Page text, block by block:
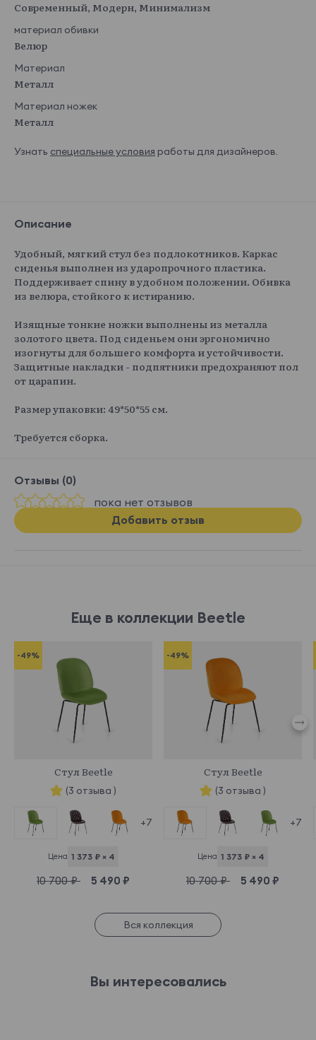
Современный, Модерн, Минимализм
материал обивки
Велюр
Материал
Металл
Материал ножек
Металл
Узнать специальные условия работы для дизайнеров.
Описание
Удобный, мягкий стул без подлокотников. Каркас
сиденья выполнен из ударопрочного пластика.
Поддерживает спину в удобном положении. Обивка
из велюра, стойкого к истиранию.
Изящные тонкие ножки выполнены из металла
золотого цвета. Под сиденьем они эргономично
изогнуты для большего комфорта и устойчивости.
Защитные накладки - подпятники предохраняют пол
от царапин.
Размер упаковки: 49*50*55 см.
Требуется сборка.
Отзывы (0)
пока нет отзывов
Добавить отзыв
Еще в коллекции Beetle
-49%
Стул Beetle
(3 отзыва )
+7
Цена 1 373 ₽ × 4
10 700 ₽ 5 490 ₽
-49%
Стул Beetle
(3 отзыва )
+7
Цена 1 373 ₽ × 4
10 700 ₽ 5 490 ₽
Вся коллекция
Вы интересовались